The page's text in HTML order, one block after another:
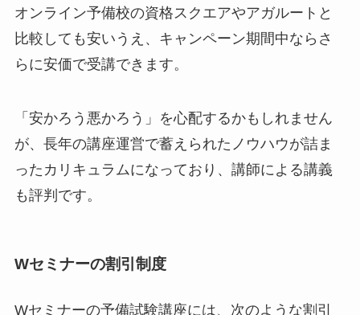
オンライン予備校の資格スクエアやアガルートと
比較しても安いうえ、キャンペーン期間中ならさ
らに安価で受講できます。
「安かろう悪かろう」を心配するかもしれません
が、長年の講座運営で蓄えられたノウハウが詰ま
ったカリキュラムになっており、講師による講義
も評判です。
Wセミナーの割引制度
Wセミナーの予備試験講座には、次のような割引